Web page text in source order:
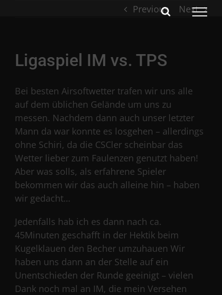
Previous Next
Ligaspiel IM vs. TPS
Bei besten Airsoftwetter trafen wir uns alle
auf dem üblichen Gelände um uns zu
messen. Nachdem dann auch unser letzter
Mann da war konnte es losgehen – allerdings
ohne Schiri, da die CSCler scheinbar das
Wetter lieber zum Faulenzen genutzt haben!
Aber was solls, als erfahrene Spieler
bekommen wir das auch alleine hin – haben
wir gedacht…
Jedenfalls hab ich es dann nach ca.
45Minuten geschafft in der Hektik beim
Kugelklauen den Becher umzuhauen Wir
haben uns dann an der Stelle auf ein
Unentschieden der Runde geeinigt – vielen
Dank noch mal an IM, die mein Versehen